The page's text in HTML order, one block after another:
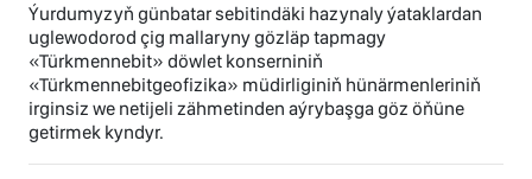
Ýurdumyzyň günbatar sebitindäki hazynaly ýataklardan
uglewodorod çig mallaryny gözläp tapmagy
«Türkmennebit» döwlet konserniniň
«Türkmennebitgeofizika» müdirliginiň hünärmenleriniň
irginsiz we netijeli zähmetinden aýrybaşga göz öňüne
getirmek kyndyr.